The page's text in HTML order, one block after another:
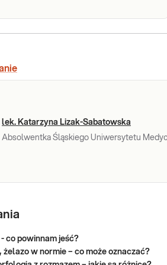
Ferrytyna. Kliniczna ocena
lek. Katarzyna Lizak-Sabatowska
Absolwentka Śląskiego Uniwersytetu
co powinnam jeść?
żelazo w normie – co może oznaczać?